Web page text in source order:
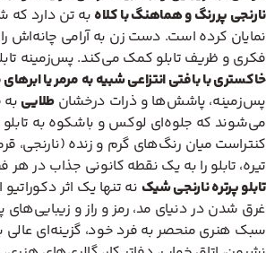
نارنجی پررنگ و هماهنگ با کلاه به تن دارد که
نمایان کرده است. دست زن به آرامی چانه‌اش
فکری و ظریف تابلو کمک می‌کند. پس‌زمینه
خاکستری با بافتی انتزاعی شبیه به مرمر یا
پس‌زمینه، پاشش‌ها و ذرات درخشان طلایی
می‌شوند که جلوه‌ای لوکس و باشکوه به
کنتراست میان رنگ‌های گرم و زنده (نارنجی،
تیره، تابلو را به یک نقطه کانونی جذاب در
تابلو پرتره نارنجی شیک نه تنها یک اثر
غرق شدن در دنیای مد، رمز و راز و زیبایی‌های
سبک هنری منحصر به فرد خود، گزینه‌ای عالی